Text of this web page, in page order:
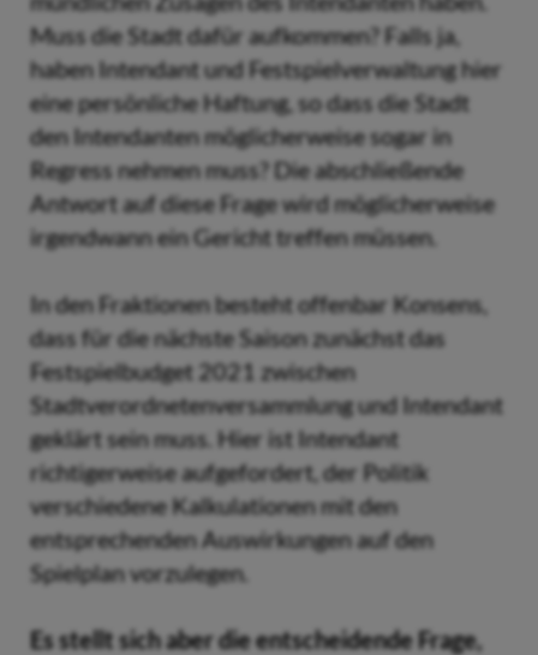
Muss die Stadt dafür aufkommen? Falls ja,
haben Intendant und Festspielverwaltung hier
eine persönliche Haftung, so dass die Stadt
den Intendanten möglicherweise sogar in
Regress nehmen muss? Die abschließende
Antwort auf diese Frage wird möglicherweise
irgendwann ein Gericht treffen müssen.
In den Fraktionen besteht offenbar Konsens,
dass für die nächste Saison zunächst das
Festspielbudget 2021 zwischen
Stadtverordnetenversammlung und Intendant
geklärt sein muss. Hier ist Intendant
richtigerweise aufgefordert, der Politik
verschiedene Kalkulationen mit den
entsprechenden Auswirkungen auf den
Spielplan vorzulegen.
Es stellt sich aber die entscheidende Frage,